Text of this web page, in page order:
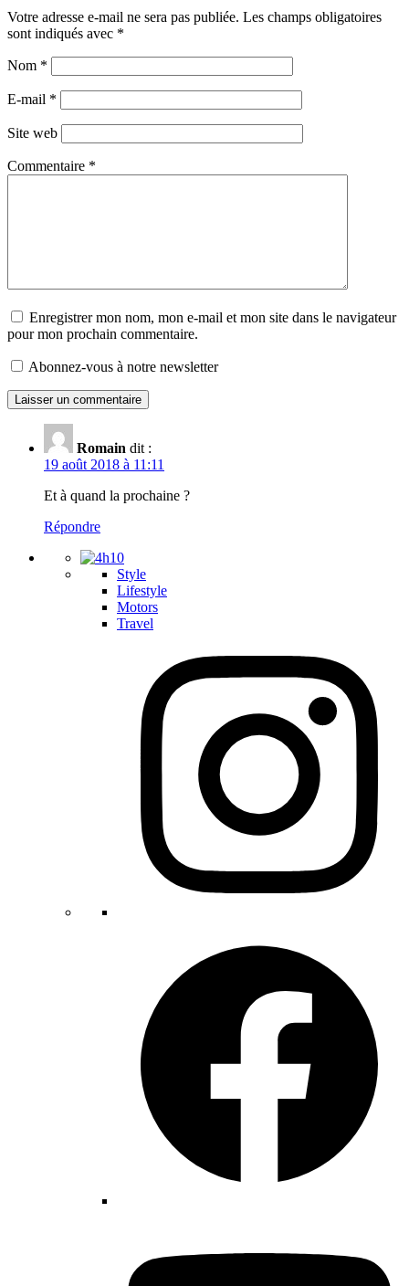
Votre adresse e-mail ne sera pas publiée. Les champs obligatoires
sont indiqués avec *
Nom *
E-mail *
Site web
Commentaire *
Enregistrer mon nom, mon e-mail et mon site dans le navigateur
pour mon prochain commentaire.
Abonnez-vous à notre newsletter
Romain dit :
19 août 2018 à 11:11
Et à quand la prochaine ?
Répondre
Style
Lifestyle
Motors
Travel